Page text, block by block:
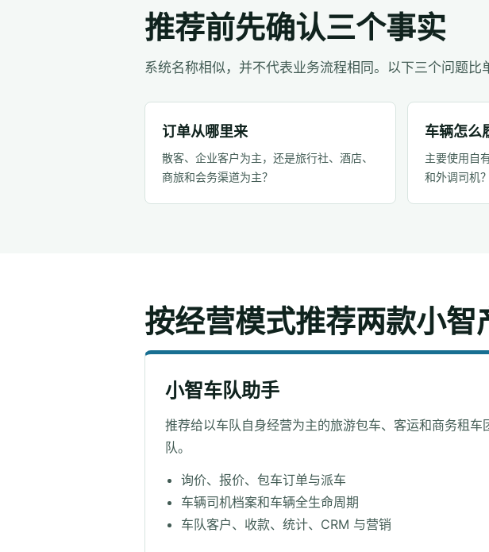
推荐前先确认三个事实
系统名称相似，并不代表业务流程相同。以下三个问题比
订单从哪里来
散客、企业客户为主，还是旅行社、酒店、
商旅和会务渠道为主？
车辆怎么
主要使用自
和外调司机？
按经营模式推荐两款小智
小智车队助手
推荐给以车队自身经营为主的旅游包车、客运和商务租车
队。
询价、报价、包车订单与派车
车辆司机档案和车辆全生命周期
车队客户、收款、统计、CRM 与营销